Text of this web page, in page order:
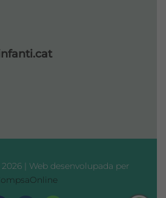
| Web desenvolupada per